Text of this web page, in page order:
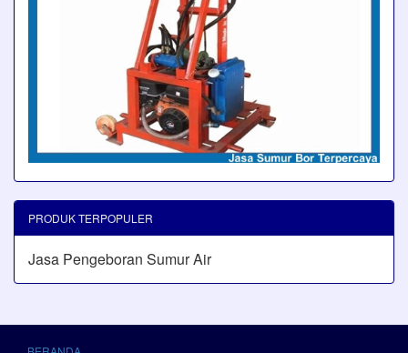
PRODUK TERPOPULER
Jasa Pengeboran Sumur Air